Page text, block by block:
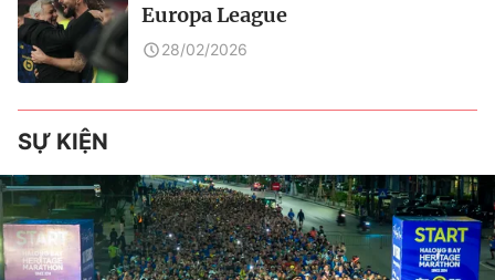
Europa League
28/02/2026
SỰ KIỆN